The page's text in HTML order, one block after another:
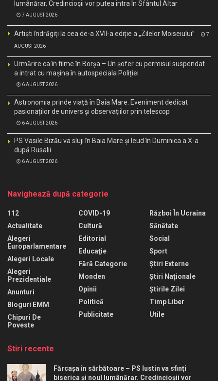
lumânărar. Credincioșii vor putea intra în Sfântul Altar
7 AUGUST 2026
Artiști îndrăgiți la cea de-a XVII-a ediție a „Zilelor Moiseiului” 7
AUGUST 2026
Urmărire ca în filme în Borșa – Un șofer cu permisul suspendat
a intrat cu mașina în autospeciala Poliției
6 AUGUST 2026
Astronomia prinde viață în Baia Mare. Eveniment dedicat
pasionaților de univers și observațiilor prin telescop
6 AUGUST 2026
PS Vasile Bizău va sluji în Baia Mare și Ieud în Duminica a X-a
după Rusalii
6 AUGUST 2026
Navighează după categorie
112
Actualitate
Alegeri
Europarlamentare
Alegeri Locale
Alegeri
Prezidentiale
Anunturi
Bloguri EMM
Chipuri De
Poveste
COVID-19
Cultură
Editorial
Educaţie
Fără Categorie
Monden
Opinii
Politică
Publicitate
Război În Ucraina
Sănătate
Social
Sport
Știri Externe
Știri Naționale
Știrile Zilei
Timp Liber
Utile
Stiri recente
Fărcașa în sărbătoare – PS Iustin va sfinți
biserica și noul lumânărar. Credincioșii vor